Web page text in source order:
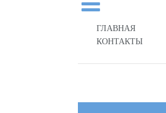
ГЛАВНАЯ
КОНТАКТЫ